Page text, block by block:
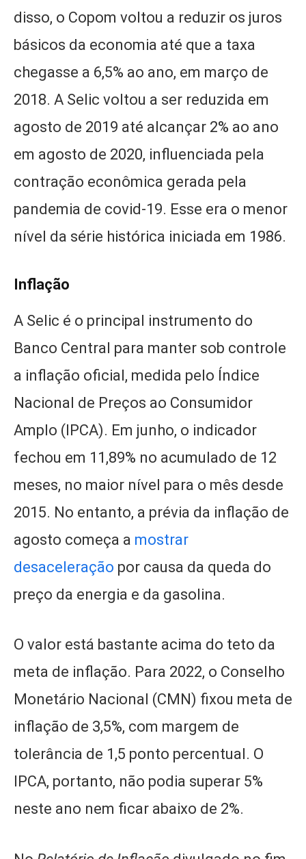
disso, o Copom voltou a reduzir os juros
básicos da economia até que a taxa
chegasse a 6,5% ao ano, em março de
2018. A Selic voltou a ser reduzida em
agosto de 2019 até alcançar 2% ao ano
em agosto de 2020, influenciada pela
contração econômica gerada pela
pandemia de covid-19. Esse era o menor
nível da série histórica iniciada em 1986.
Inflação
A Selic é o principal instrumento do
Banco Central para manter sob controle
a inflação oficial, medida pelo Índice
Nacional de Preços ao Consumidor
Amplo (IPCA). Em junho, o indicador
fechou em 11,89% no acumulado de 12
meses, no maior nível para o mês desde
2015. No entanto, a prévia da inflação de
agosto começa a mostrar
desaceleração por causa da queda do
preço da energia e da gasolina.
O valor está bastante acima do teto da
meta de inflação. Para 2022, o Conselho
Monetário Nacional (CMN) fixou meta de
inflação de 3,5%, com margem de
tolerância de 1,5 ponto percentual. O
IPCA, portanto, não podia superar 5%
neste ano nem ficar abaixo de 2%.